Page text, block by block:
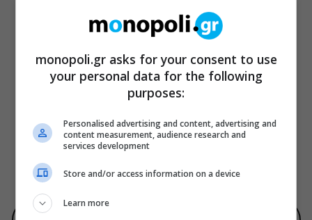
ΕΓΓΡΑΦΕΙΤΕ ΣΤΟ NEWSLETTER ΜΑΣ
Βρες καθημερινά στο email σου τα πιο δημοφιλή θέματα
ΠΟΛΙΤΙΚΗ ΠΡΟΣΤΑΣΙΑΣ ΑΠΟΡΡΗΤΟΥ
monopoli.gr asks for your consent to use
your personal data for the following
purposes:
Personalised advertising and content, advertising and
content measurement, audience research and
services development
Store and/or access information on a device
Learn more